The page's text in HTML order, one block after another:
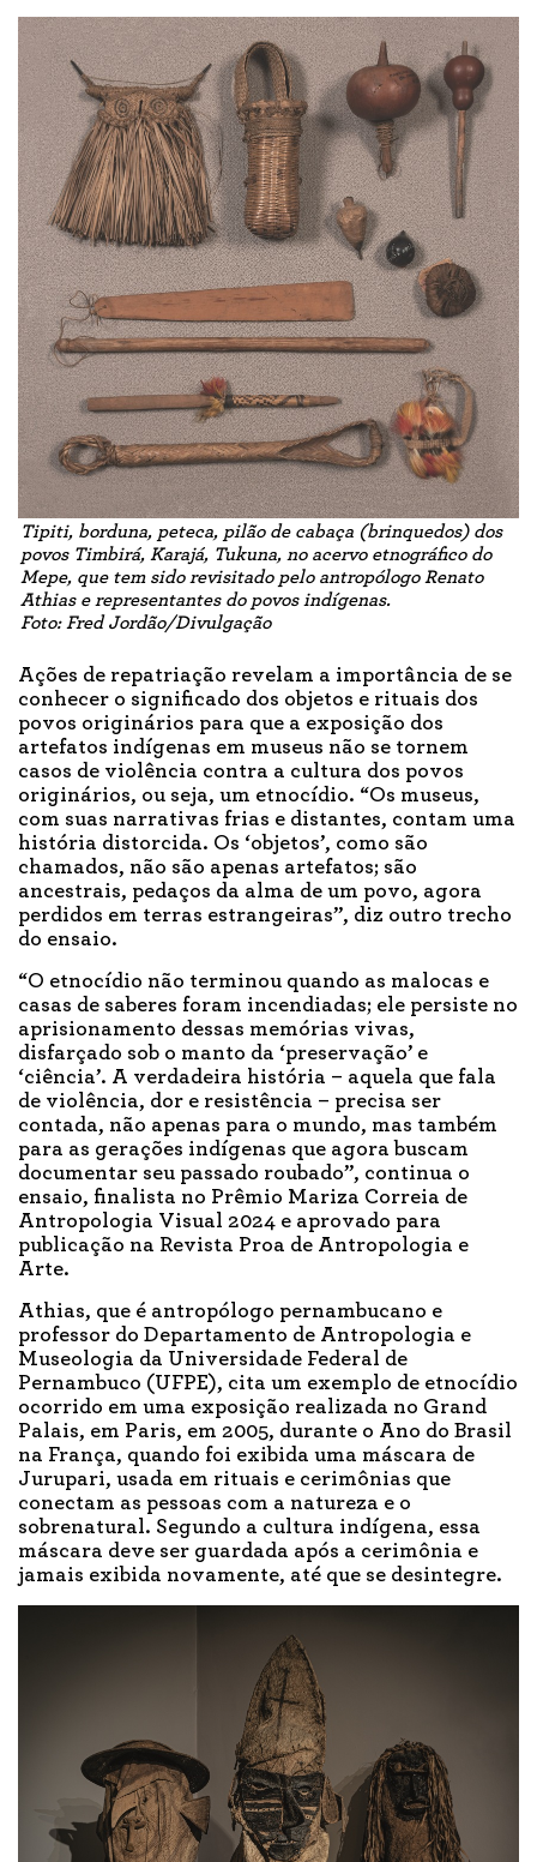
Tipiti, borduna, peteca, pilão de cabaça (brinquedos) dos
povos Timbirá, Karajá, Tukuna, no acervo etnográfico do
Mepe, que tem sido revisitado pelo antropólogo Renato
Athias e representantes do povos indígenas.
Foto: Fred Jordão/Divulgação
Ações de repatriação revelam a importância de se
conhecer o significado dos objetos e rituais dos
povos originários para que a exposição dos
artefatos indígenas em museus não se tornem
casos de violência contra a cultura dos povos
originários, ou seja, um etnocídio. “Os museus,
com suas narrativas frias e distantes, contam uma
história distorcida. Os ‘objetos’, como são
chamados, não são apenas artefatos; são
ancestrais, pedaços da alma de um povo, agora
perdidos em terras estrangeiras”, diz outro trecho
do ensaio.
“O etnocídio não terminou quando as malocas e
casas de saberes foram incendiadas; ele persiste no
aprisionamento dessas memórias vivas,
disfarçado sob o manto da ‘preservação’ e
‘ciência’. A verdadeira história – aquela que fala
de violência, dor e resistência – precisa ser
contada, não apenas para o mundo, mas também
para as gerações indígenas que agora buscam
documentar seu passado roubado”, continua o
ensaio, finalista no Prêmio Mariza Correia de
Antropologia Visual 2024 e aprovado para
publicação na Revista Proa de Antropologia e
Arte.
Athias, que é antropólogo pernambucano e
professor do Departamento de Antropologia e
Museologia da Universidade Federal de
Pernambuco (UFPE), cita um exemplo de etnocídio
ocorrido em uma exposição realizada no Grand
Palais, em Paris, em 2005, durante o Ano do Brasil
na França, quando foi exibida uma máscara de
Jurupari, usada em rituais e cerimônias que
conectam as pessoas com a natureza e o
sobrenatural. Segundo a cultura indígena, essa
máscara deve ser guardada após a cerimônia e
jamais exibida novamente, até que se desintegre.